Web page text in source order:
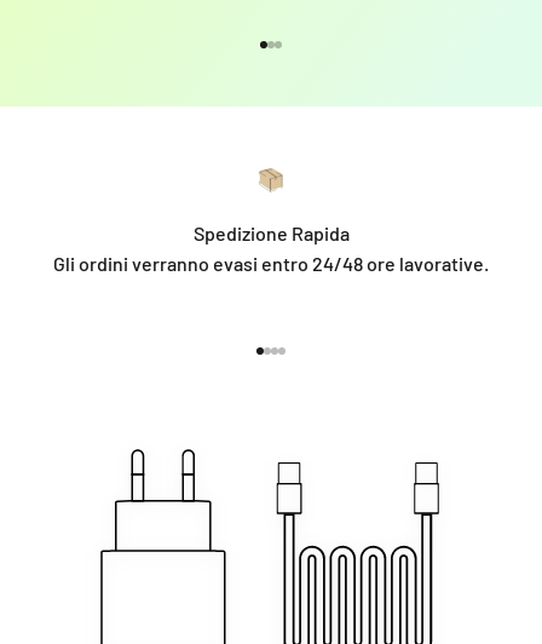
Spedizione Rapida
Gli ordini verranno evasi entro 24/48 ore lavorative.